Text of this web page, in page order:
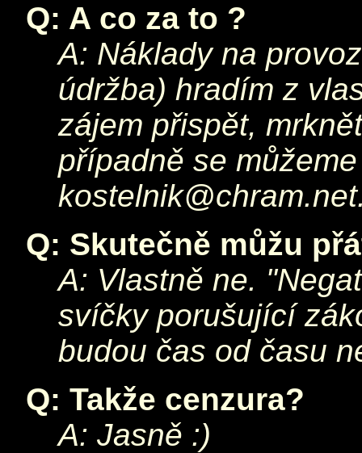
Q: A co za to ?
A: Náklady na
údržba) hradím z
zájem přispět,
případně se
kostelnik@chram.net
Q: Skutečně můžu
A: Vlastně ne.
svíčky porušující
budou čas od času
Q: Takže cenzura?
A: Jasně :)